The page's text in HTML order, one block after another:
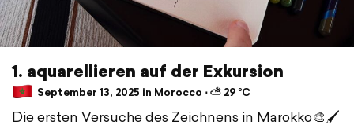
1. aquarellieren auf der Exkursion
September 13, 2025 in Morocco ⋅ ⛅ 29 °C
Die ersten Versuche des Zeichnens in Marokko🎨🖌️